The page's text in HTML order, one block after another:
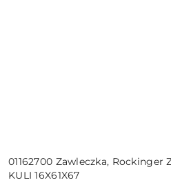
01162700 Zawleczka, Rockinger
KULI 16X61X67